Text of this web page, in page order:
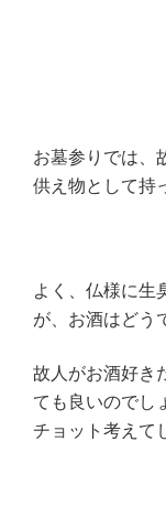
お墓参りでは、
供え物として持
よく、仏様に生
が、お酒はどう
故人がお酒好き
ても良いのでし
チョット考えて